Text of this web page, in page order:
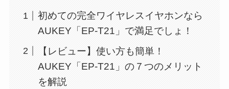
初めての完全ワイヤレスイヤホンなら
AUKEY「EP-T21」で満足でしょ！
【レビュー】使い方も簡単！
AUKEY「EP-T21」の７つのメリット
を解説